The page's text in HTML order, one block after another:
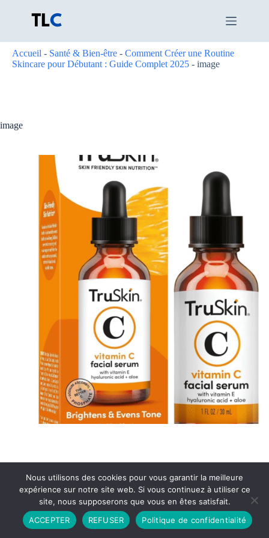
Accueil - Santé & Bien-être - Comment Créer une Routine
Skincare pour Débutant : Guide Complet 2025 - image
image
Partenariat Contact
Politique de Confidentialité
CGU
Copyright © 2026 - Propulsé par DIEUDUDIABLE
Nous utilisons des cookies pour vous garantir la meilleure
expérience sur notre site web. Si vous continuez à utiliser ce
site, nous supposerons que vous en êtes satisfait.
ACCEPTER
REFUSER Politique de confidentialité